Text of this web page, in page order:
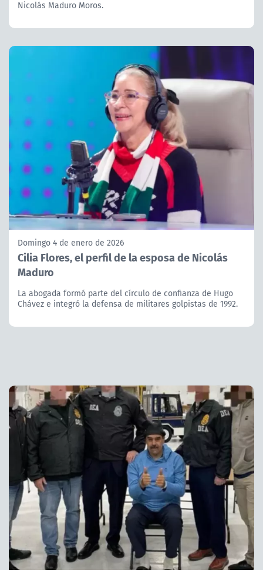
Nicolás Maduro Moros.
Domingo 4 de enero de 2026
Cilia Flores, el perfil de la esposa de Nicolás
Maduro
La abogada formó parte del círculo de confianza de Hugo
Chávez e integró la defensa de militares golpistas de 1992.